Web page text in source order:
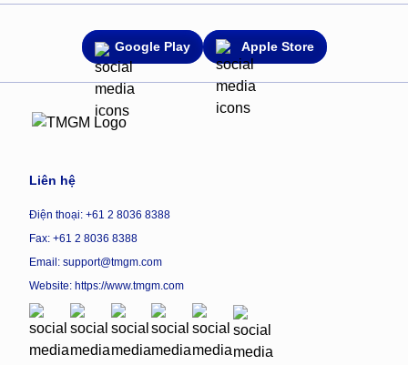
Google Play Apple Store
Liên hệ
Điện thoại: +61 2 8036 8388
Fax: +61 2 8036 8388
Email: support@tmgm.com
Website: https://www.tmgm.com